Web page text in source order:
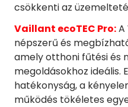
csökkenti az
Vaillant ecoTEC Pro:A
népszerű és
amely otthoni fűtési és
megoldásokhoz ideális.
hatékonyság, a
működés tökéletes